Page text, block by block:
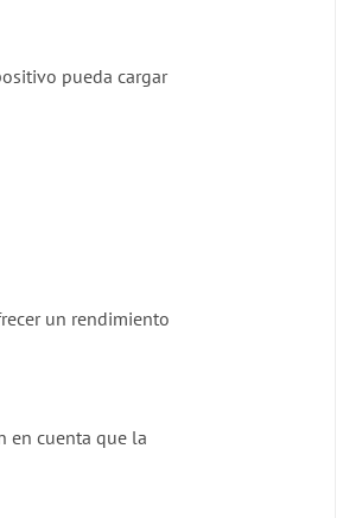
pueda cargar
un rendimiento
en cuenta que la